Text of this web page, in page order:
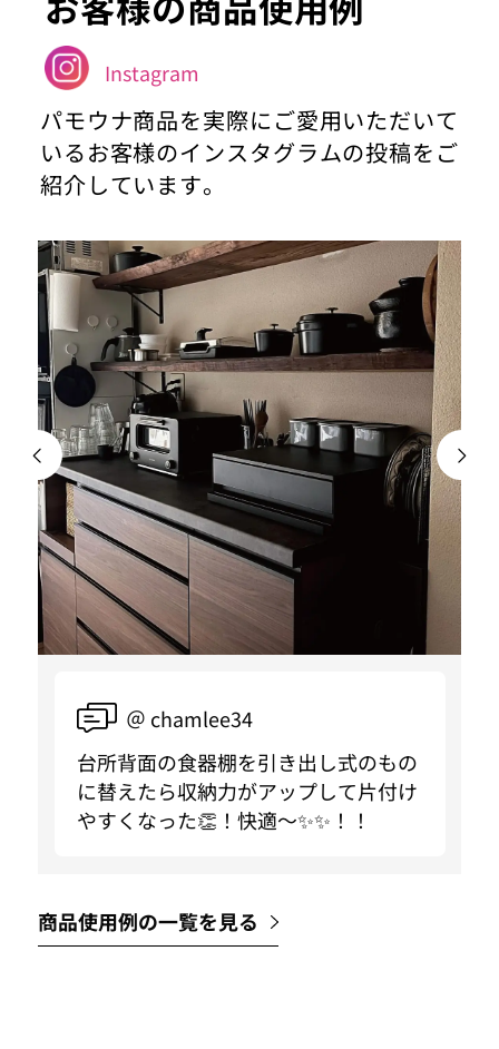
Instagram
パモウナ商品を実際にご愛用いただいて
いるお客様のインスタグラムの投稿をご
紹介しています。
＠ chamlee34
台所背面の食器棚を引き出し式のもの
に替えたら収納力がアップして片付け
やすくなった👏！快適〜✨✨！！
商品使用例の一覧を見る